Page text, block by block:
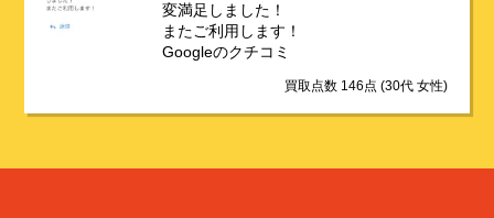
変満足しました！
またご利用します！
Googleのクチコミ
買取点数 146点 (30代 女性)